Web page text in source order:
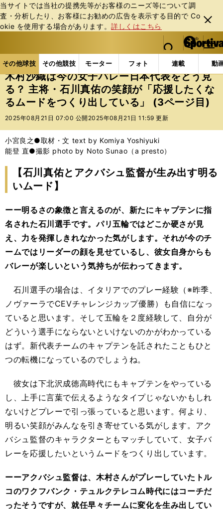
当サイトでは当社の提携先等がお客様のニーズ等について調
査・分析したり、お客様にお勧めの広告を表⽰する⽬的で Co
okie を使⽤する場合があります。詳しくはこちら
閉じ
る
web Sportiva (webスポルティーバ)
検索
マイペ
ー
ジ
メニュ
その他球技 その他競技 モーター フォト 連載 動
ス
ポ
ル
テ
ー
バ
その他球技の記事一覧 バレー 木村沙織は今の女子
木村沙織は今の女子バレー日本代表をどう見
る？ 主将・石川真佑の笑顔が「応援したくな
るムードをつくり出している」 (3ページ目)
2025年08月21日 07:00 公開 2025年08月21日 11:59 更新
小宮良之●取材・文 text by Komiya Yoshiyuki
能登 直●撮影 photo by Noto Sunao（a presto）
【石川真佑とアクバシュ監督が生み出す明る
いムード】
ーー明るさの象徴と言えるのが、新たにキャプテンに指
名された石川選手です。パリ五輪ではどこか硬さが見
え、力を発揮しきれなかった気がします。それが今のチ
ームではリーダーの顔を見せているし、彼女自身からも
バレーが楽しいという気持ちが伝わってきます。
石川選手の場合は、イタリアでのプレー経験（※昨季、
ノヴァーラでCEVチャレンジカップ優勝）も自信になっ
ていると思います。そして五輪を２度経験して、自分が
どういう選手にならないといけないのかがわかっている
はず。新代表チームのキャプテンを託されたこともひと
つの転機になっているのでしょうね。
彼女は下北沢成徳高時代にもキャプテンをやっている
し、上手に言葉で伝えるようなタイプじゃないかもしれ
ないけどプレーで引っ張っていると思います。何より、
明るい笑顔がみんなを引き寄せている気がします。アク
バシュ監督のキャラクターともマッチしていて、女子バ
レーを応援したいというムードをつくり出しています。
ーーアクバシュ監督は、木村さんがプレーしていたトル
コのワクフバンク・テュルクテレコム時代にはコーチだ
ったそうですが、就任早々チームに変化を生み出してい